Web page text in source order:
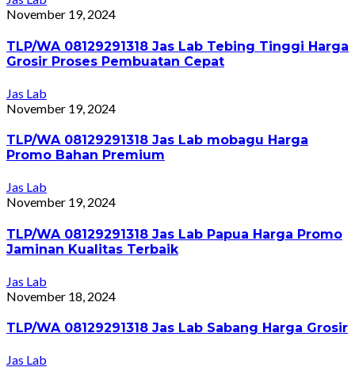
November 19, 2024
TLP/WA 08129291318 Jas Lab Tebing Tinggi Harga
Grosir Proses Pembuatan Cepat
Jas Lab
November 19, 2024
TLP/WA 08129291318 Jas Lab mobagu Harga
Promo Bahan Premium
Jas Lab
November 19, 2024
TLP/WA 08129291318 Jas Lab Papua Harga Promo
Jaminan Kualitas Terbaik
Jas Lab
November 18, 2024
TLP/WA 08129291318 Jas Lab Sabang Harga Grosir
Jas Lab